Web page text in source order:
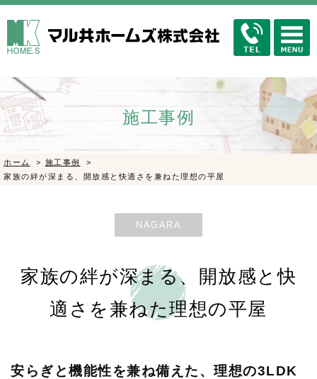
施工事例
ホーム > 施工事例
>
家族の絆が深まる、開放感と快適さを兼ねた理想の平屋
NAGARA
家族の絆が深まる、開放感と快
適さを兼ねた理想の平屋
安らぎと機能性を兼ね備えた、理想の3LDK